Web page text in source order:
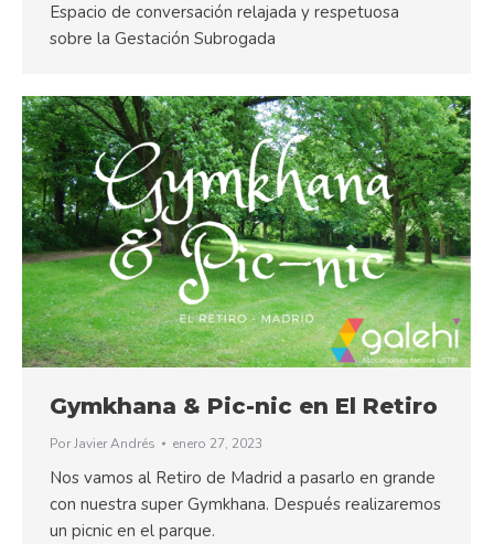
Espacio de conversación relajada y respetuosa
sobre la Gestación Subrogada
Gymkhana & Pic-nic en El Retiro
PorJavier Andrés enero 27, 2023
Nos vamos al Retiro de Madrid a pasarlo en grande
con nuestra super Gymkhana. Después realizaremos
un picnic en el parque.